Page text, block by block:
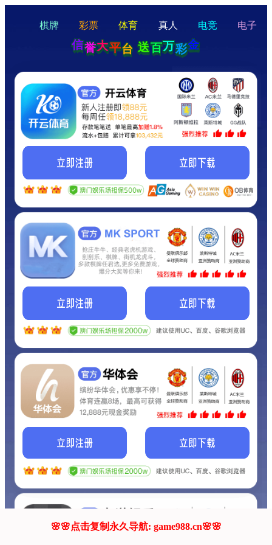
hello
Hey Guys!
我们即将上线啦...
我们的网站正在建设.
它将是非常棒的网站.
联系我们!